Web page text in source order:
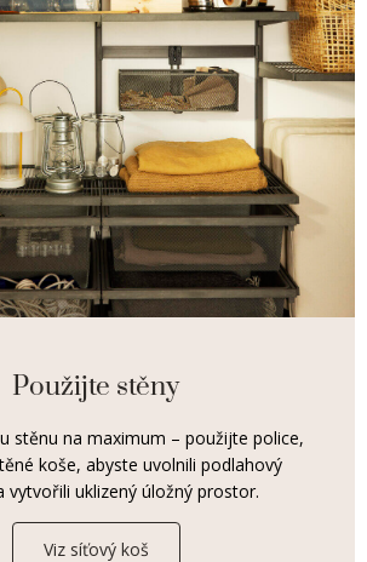
Použijte stěny
stěnu na maximum – použijte police,
koše, abyste uvolnili podlahový
vytvořili uklizený úložný prostor.
Viz síťový koš